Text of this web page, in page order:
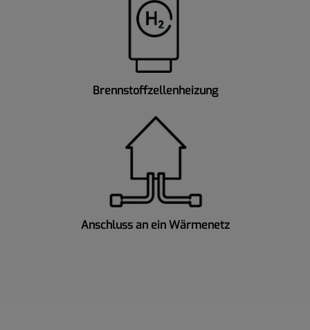
Brennstoffzellenheizung
Anschluss an ein Wärmenetz